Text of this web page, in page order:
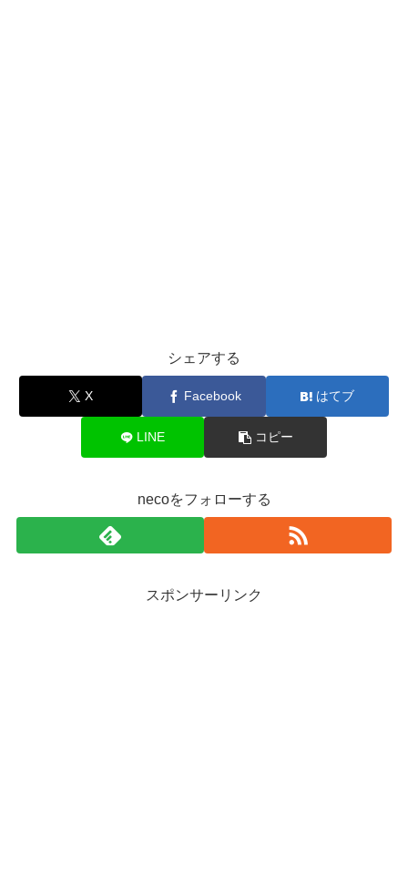
シェアする
X Facebook はてブ
LINE コピー
necoをフォローする
スポンサーリンク